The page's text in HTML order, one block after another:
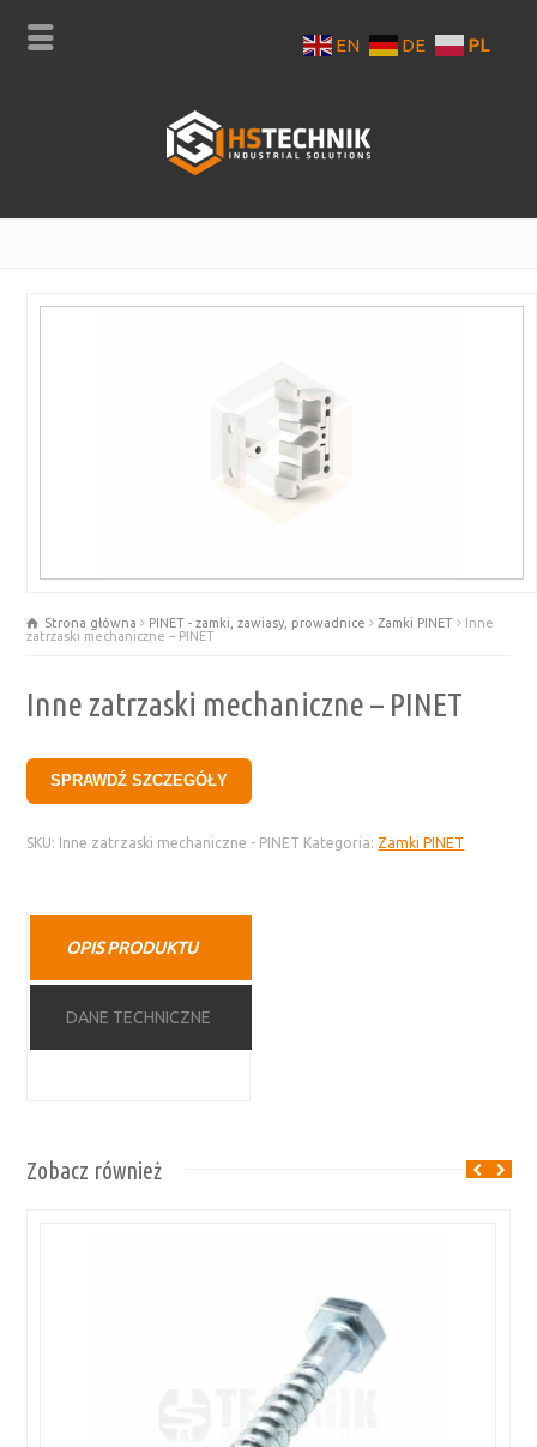
Strona główna PINET - zamki, zawiasy, prowadnice Zamki PINET
Inne
zatrzaski mechaniczne – PINET
Inne zatrzaski mechaniczne – PINET
SPRAWDŹ SZCZEGÓŁY
SKU: Inne zatrzaski mechaniczne - PINET Kategoria: Zamki PINET
OPIS PRODUKTU
DANE TECHNICZNE
Zobacz również
EN DE PL